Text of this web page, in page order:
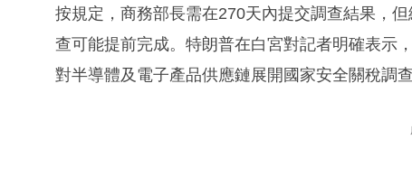
按規定，商務部長需在270天內提交調查結果，
查可能提前完成。特朗普在白宮對記者明確表示
對半導體及電子產品供應鏈展開國家安全關稅調